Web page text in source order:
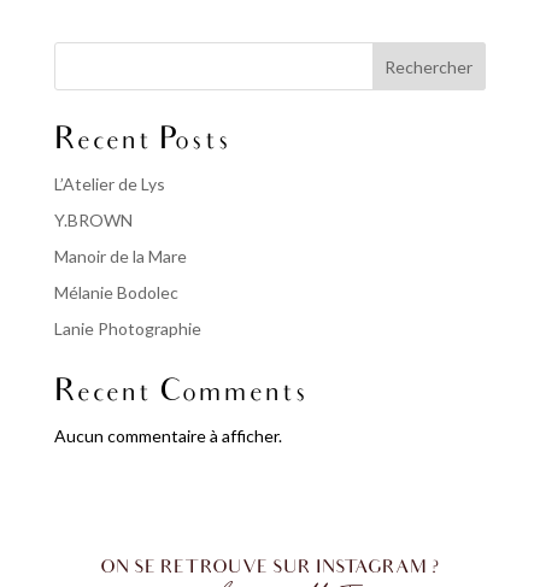
Rechercher
Recent Posts
L’Atelier de Lys
Y.BROWN
Manoir de la Mare
Mélanie Bodolec
Lanie Photographie
Recent Comments
Aucun commentaire à afficher.
ON SE RETROUVE SUR INSTAGRAM ?